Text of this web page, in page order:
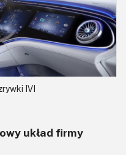
IVI
układ firmy